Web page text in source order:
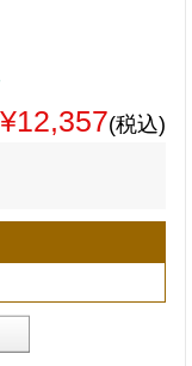
¥12,357(税込)